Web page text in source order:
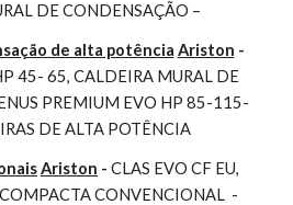
DE CONDENSAÇÃO –
de alta potência Ariston
45- 65, CALDEIRA MURAL DE
PREMIUM EVO HP 85-115-
DE ALTA POTÊNCIA
Ariston - CLAS EVO CF EU,
CONVENCIONAL  -